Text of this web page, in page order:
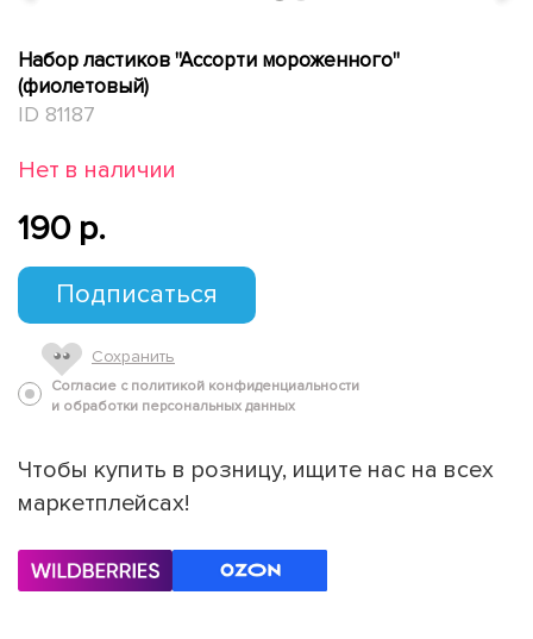
Набор ластиков "Ассорти мороженного"
(фиолетовый)
ID 81187
Нет в наличии
190 p.
Подписаться
Сохранить
Согласие с политикой конфиденциальности
и обработки персональных данных
Чтобы купить в розницу, ищите нас на всех
маркетплейсах!